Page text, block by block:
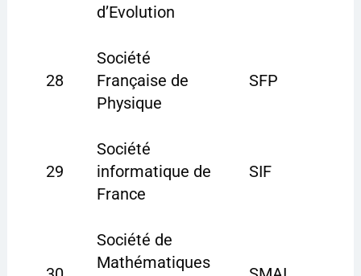
d’Evolution
28
Société
Française de
Physique
SFP
29
Société
informatique de
France
SIF
Société de
Mathématiques